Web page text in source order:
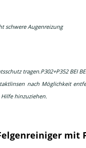
schwere Augenreizung
tragen.P302+P352 BEI
nach Möglichkeit
Hilfe hinzuziehen.
mit